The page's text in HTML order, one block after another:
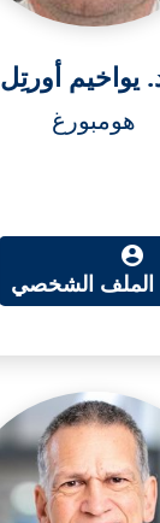
يواخيم أورتِل
هومبورغ
الملف الشخصي